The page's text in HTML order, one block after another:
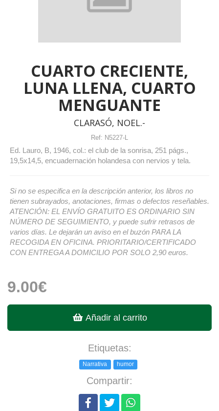
CUARTO CRECIENTE,
LUNA LLENA, CUARTO
MENGUANTE
CLARASÓ, NOEL.-
Ref: N5227-L
Ed. Lauro, B, 1946, col.: el club de la sonrisa, 251 págs.,
19,5x14,5, encuadernación holandesa con nervios y tela.
Si no se especifica en la descripción anterior, los libros no
tienen subrayados, anotaciones, firmas o defectos reseñables.
ATENCIÓN: EL ENVÍO GRATUITO ES ORDINARIO SIN
NÚMERO DE SEGUIMIENTO, y puede sufrir retrasos de
varios días. Le dejarán un aviso en el buzón PARA LA
RECOGIDA EN OFICINA. PRIORITARIO/CERTIFICADO
CON ENTREGA A DOMICILIO POR SOLO 2,90 euros.
9.00€
Añadir al carrito
Etiquetas:
Narrativa humor
Compartir: